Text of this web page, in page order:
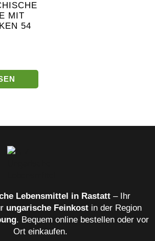
MIT
54
Lebensmittel in Rastatt – Ihr
ungarische Feinkost in der Region
. Bequem online bestellen oder vor
Ort einkaufen.